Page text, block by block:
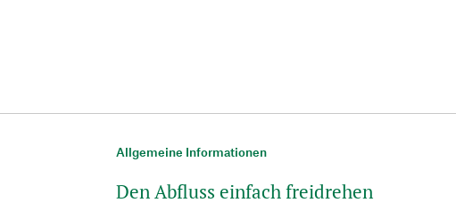
Allgemeine Informationen
Den Abfluss einfach freidrehen